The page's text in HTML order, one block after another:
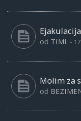
od TIMI -
Molim za
od